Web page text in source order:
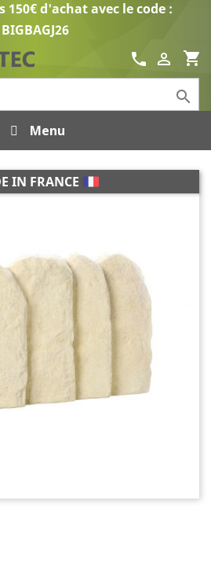
150€ d'achat avec le code :
BIGBAGJ26
shopping_cart

call

Menu
IN FRANCE